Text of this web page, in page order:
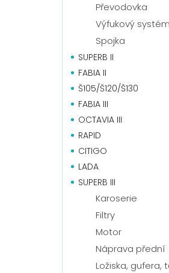
Převodovka
Výfukový systém
Spojka
SUPERB II
FABIA II
Š105/Š120/Š130
FABIA III
OCTAVIA III
RAPID
CITIGO
LADA
SUPERB III
Karoserie
Filtry
Motor
Náprava přední
Ložiska, gufera,